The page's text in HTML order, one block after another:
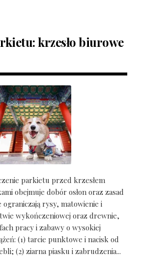
krzesło biurowe
parkietu przed krzesłem
obejmuje dobór osłon oraz zasad
rysy, matowienie i
wykończeniowej oraz drewnie,
pracy i zabawy o wysokiej
(1) tarcie punktowe i nacisk od
(2) ziarna piasku i zabrudzenia...